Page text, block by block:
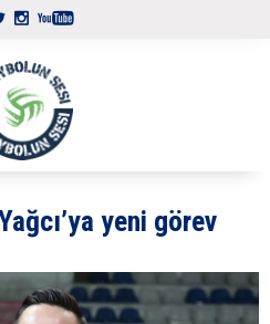
yeni görev